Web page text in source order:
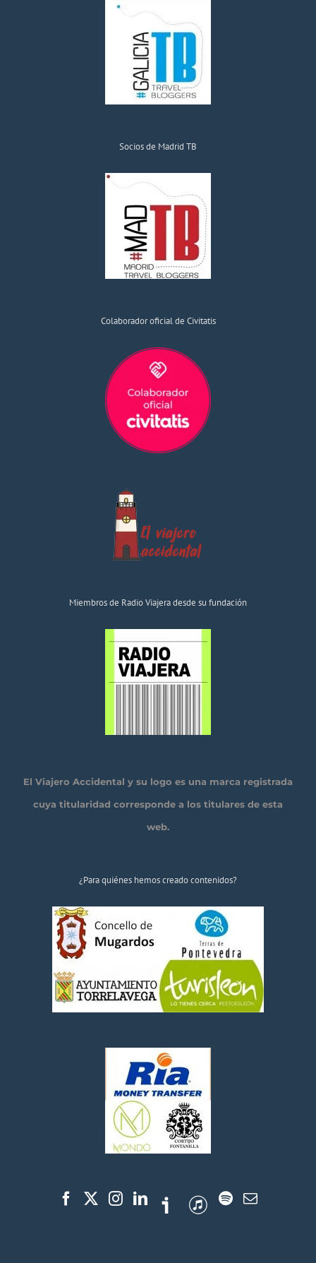
Socios de Madrid TB
Colaborador oficial de Civitatis
Miembros de Radio Viajera desde su fundación
El Viajero Accidental y su logo es una marca registrada
cuya titularidad corresponde a los titulares de esta
web.
¿Para quiénes hemos creado contenidos?